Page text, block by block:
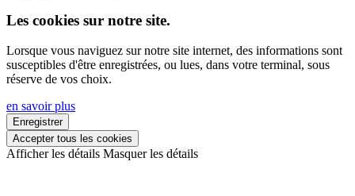
Les cookies sur notre site.
Lorsque vous naviguez sur notre site internet, des informations sont
susceptibles d'être enregistrées, ou lues, dans votre terminal, sous
réserve de vos choix.
en savoir plus
Enregistrer
Accepter tous les cookies
Afficher les détails Masquer les détails